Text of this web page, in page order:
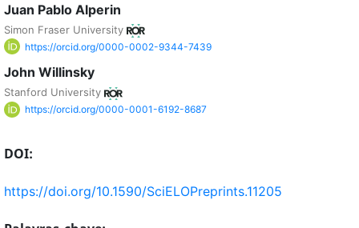
Juan Pablo Alperin
Simon Fraser University
https://orcid.org/0000-0002-9344-7439
John Willinsky
Stanford University
https://orcid.org/0000-0001-6192-8687
DOI:
https://doi.org/10.1590/SciELOPreprints.11205